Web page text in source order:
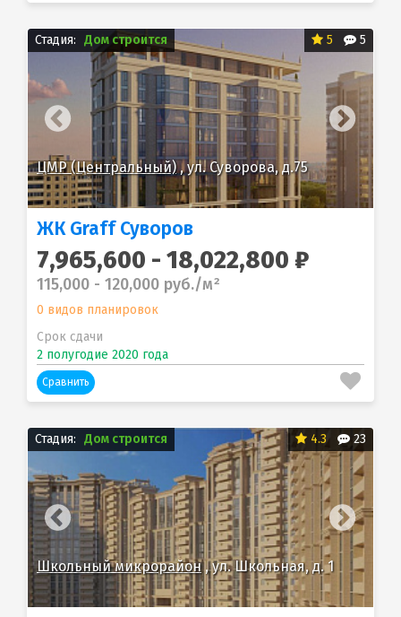
Стадия: Дом строится 5 5
ЦМР (Центральный), ул. Суворова, д.75
ЖК Graff Суворов
Сравнить
7,965,600 - 18,022,800 ₽
115,000 - 120,000 руб./м²
0 видов планировок
Срок сдачи
2 полугодие 2020 года
Стадия: Дом строится 4.3 23
Школьный микрорайон, ул. Школьная, д. 1